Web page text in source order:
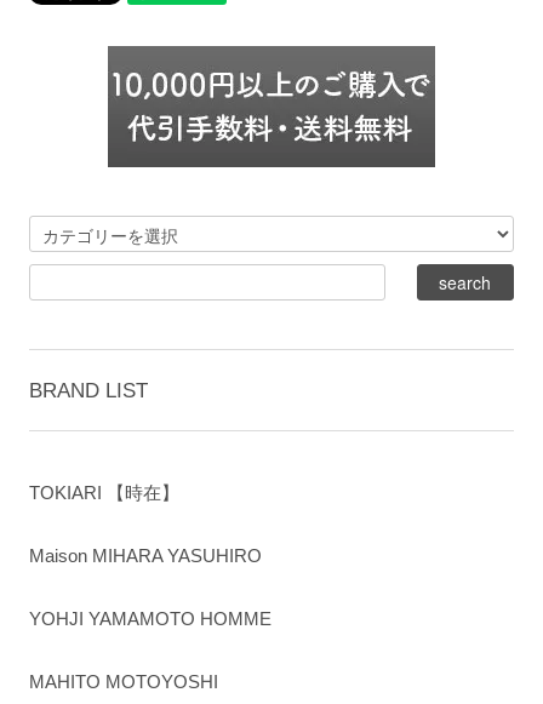
BRAND LIST
TOKIARI 【時在】
Maison MIHARA YASUHIRO
YOHJI YAMAMOTO HOMME
MAHITO MOTOYOSHI